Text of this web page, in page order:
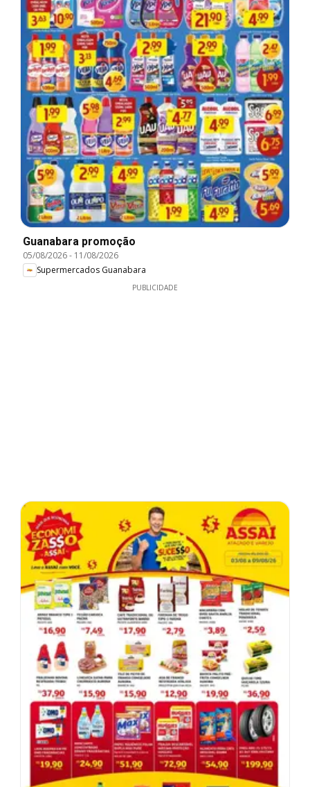
Guanabara promoção
05/08/2026- 11/08/2026
Supermercados Guanabara
PUBLICIDADE